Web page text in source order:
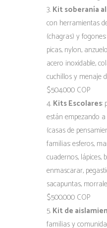
Kit soberanía
con herramientas
(chagras) y
picas, nylon,
acero inoxidable,
cuchillos y menaje
$504.000 COP
Kits Escolares:
están empezando
(casas de
familias: esferos,
cuadernos, lápices,
enmascarar,
sacapuntas,
$500.000 COP
Kit de
familias y